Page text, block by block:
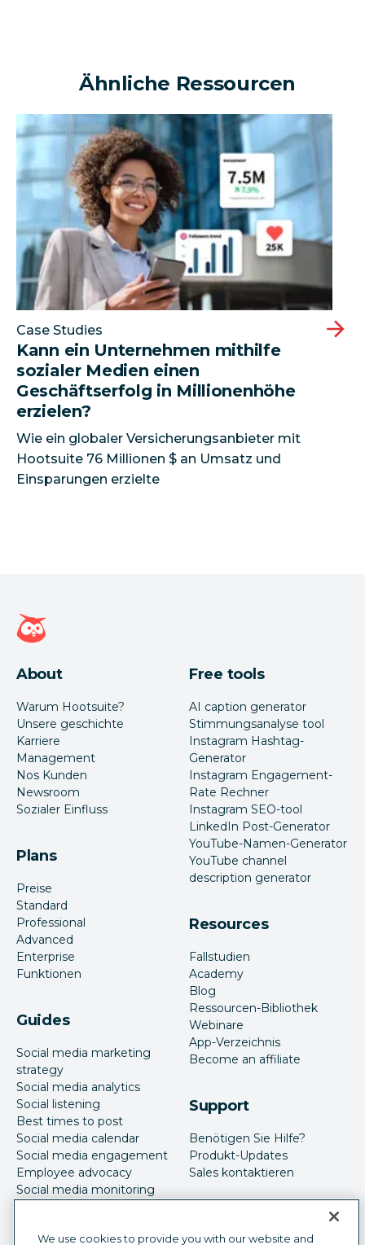
Ähnliche Ressourcen
Kann ein Unternehmen mithilfe sozialer Medien
Case Studies
Kann ein Unternehmen mithilfe
sozialer Medien einen
Geschäftserfolg in Millionenhöhe
erzielen?
Wie ein globaler Versicherungsanbieter mit
Hootsuite 76 Millionen $ an Umsatz und
Einsparungen erzielte
Hootsuite Homepage
About
Warum Hootsuite?
Unsere geschichte
Karriere
Management
Nos Kunden
Newsroom
Sozialer Einfluss
Plans
Preise
Standard
Professional
Advanced
Enterprise
Funktionen
Guides
Social media marketing
strategy
Social media analytics
Social listening
Best times to post
Social media calendar
Social media engagement
Employee advocacy
Social media monitoring
Free tools
AI caption generator
Stimmungsanalyse tool
Instagram Hashtag-
Generator
Instagram Engagement-
Rate Rechner
Instagram SEO-tool
LinkedIn Post-Generator
YouTube-Namen-Generator
YouTube channel
description generator
Resources
Fallstudien
Academy
Blog
Ressourcen-Bibliothek
Webinare
App-Verzeichnis
Become an affiliate
Support
Benötigen Sie Hilfe?
Produkt-Updates
Sales kontaktieren
We use cookies to provide you with our website and